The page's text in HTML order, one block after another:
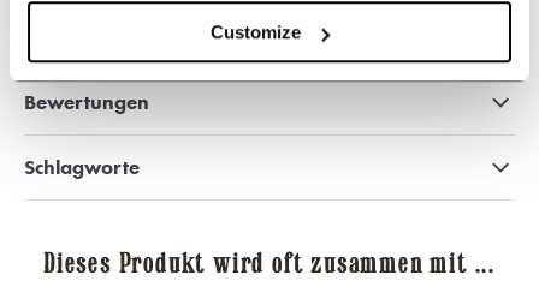
Customize
Dieses Produkt teilen
Bewertungen
Schlagworte
Dieses Produkt wird oft zusammen mit ...